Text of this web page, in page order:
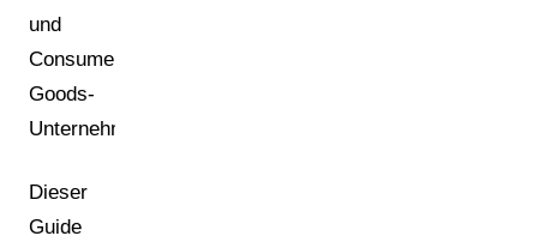
und
Consumer-
Goods-
Unternehmen.
Dieser
Guide